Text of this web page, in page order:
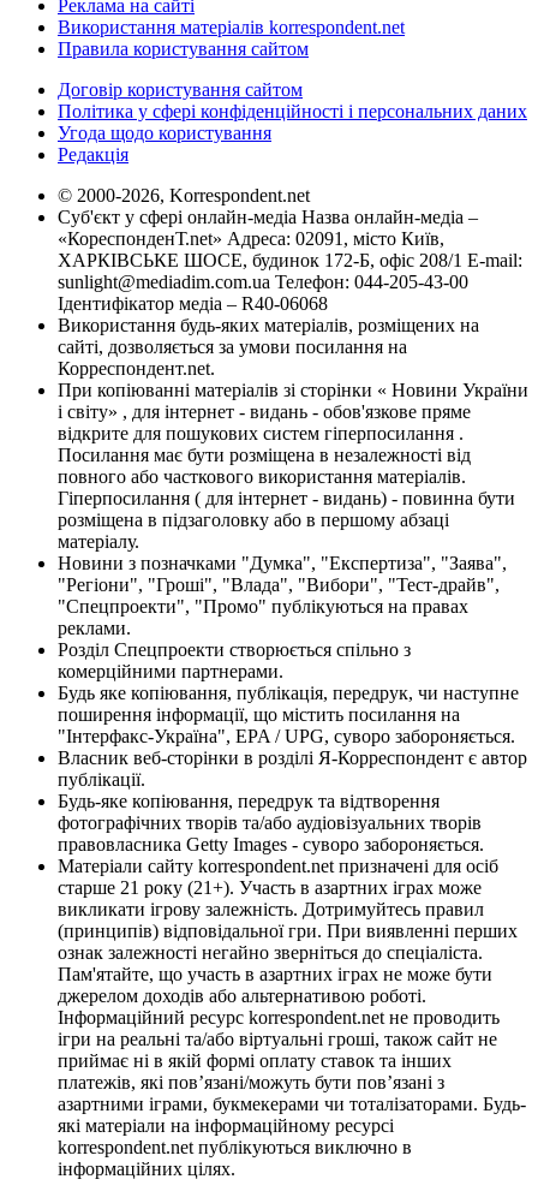
Реклама на сайті
Використання матеріалів korrespondent.net
Правила користування сайтом
Договір користування сайтом
Політика у сфері конфіденційності і персональних даних
Угода щодо користування
Редакція
© 2000-2026, Korrespondent.net
Суб'єкт у сфері онлайн-медіа Назва онлайн-медіа –
«КореспонденТ.net» Адреса: 02091, місто Київ,
ХАРКІВСЬКЕ ШОСЕ, будинок 172-Б, офіс 208/1 E-mail:
sunlight@mediadim.com.ua Телефон: 044-205-43-00
Ідентифікатор медіа – R40-06068
Використання будь-яких матеріалів, розміщених на
сайті, дозволяється за умови посилання на
Корреспондент.net.
При копіюванні матеріалів зі сторінки « Новини України
і світу» , для інтернет - видань - обов'язкове пряме
відкрите для пошукових систем гіперпосилання .
Посилання має бути розміщена в незалежності від
повного або часткового використання матеріалів.
Гіперпосилання ( для інтернет - видань) - повинна бути
розміщена в підзаголовку або в першому абзаці
матеріалу.
Новини з позначками "Думка", "Експертиза", "Заява",
"Регіони", "Гроші", "Влада", "Вибори", "Тест-драйв",
"Спецпроекти", "Промо" публікуються на правах
реклами.
Розділ Спецпроекти створюється спільно з
комерційними партнерами.
Будь яке копіювання, публікація, передрук, чи наступне
поширення інформації, що містить посилання на
"Інтерфакс-Україна", EPA / UPG, суворо забороняється.
Власник веб-сторінки в розділі Я-Корреспондент є автор
публікації.
Будь-яке копіювання, передрук та відтворення
фотографічних творів та/або аудіовізуальних творів
правовласника Getty Images - суворо забороняється.
Матеріали сайту korrespondent.net призначені для осіб
старше 21 року (21+). Участь в азартних іграх може
викликати ігрову залежність. Дотримуйтесь правил
(принципів) відповідальної гри. При виявленні перших
ознак залежності негайно зверніться до спеціаліста.
Пам'ятайте, що участь в азартних іграх не може бути
джерелом доходів або альтернативою роботі.
Інформаційний ресурс korrespondent.net не проводить
ігри на реальні та/або віртуальні гроші, також сайт не
приймає ні в якій формі оплату ставок та інших
платежів, які пов’язані/можуть бути пов’язані з
азартними іграми, букмекерами чи тоталізаторами. Будь-
які матеріали на інформаційному ресурсі
korrespondent.net публікуються виключно в
інформаційних цілях.